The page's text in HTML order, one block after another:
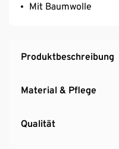
Mit Baumwolle
Produktbeschreibung
Material & Pflege
Qualität